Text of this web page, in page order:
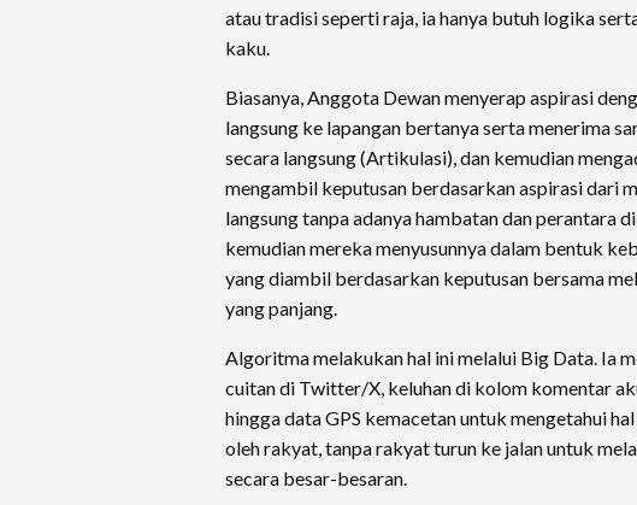
atau tradisi seperti raja, ia hanya butuh logika
kaku.
​Biasanya, Anggota Dewan menyerap aspirasi
langsung ke lapangan bertanya serta menerima
secara langsung (Artikulasi), dan kemudian
mengambil keputusan berdasarkan aspirasi dari
langsung tanpa adanya hambatan dan perantara
kemudian mereka menyusunnya dalam bentuk
yang diambil berdasarkan keputusan bersama
yang panjang.
​Algoritma melakukan hal ini melalui Big Data. Ia
cuitan di Twitter/X, keluhan di kolom komentar
hingga data GPS kemacetan untuk mengetahui
oleh rakyat, tanpa rakyat turun ke jalan untuk
secara besar-besaran.